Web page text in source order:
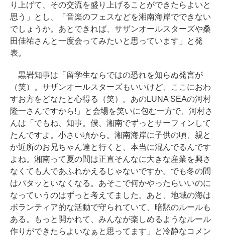
り上げて、その交流を盛り上げることができたらよいと
思う」とし、「音楽のフェスなどを湘南海岸でできない
でしょうか。あとできれば、サザンオールスターズや桑
田佳祐さんと一度会ってみたいと思っています」と発
表。
黒岩知事は「留学生ならではの恐れを知らぬ発言が
（笑）。サザンオールスターズもいいけど、ここにおわ
すお方をどなたと心得る（笑）。あのLUNA SEAの河村
隆一さんですから!」と会場を笑いに包む一方で、河村さ
んは「でもね、知事。僕、湘南でずっとサーフィンして
たんですよ。小さい頃から。湘南海岸に子供の頃、親と
か近所のお兄ちゃん達と行くと、本当に混んでるんです
よね。湘南って夏の間は正直そんなに大きな産業を興さ
なくても人であふれかえるじゃないですか。でも冬の間
はパタッといなくなる。あそこで何かやったらいいのに
なっていうのはずっと考えてました。あと、地域の海は
ボランティア的な活動で守られていて、暗黙のルールも
ある。もっと開かれて、みんなが楽しめるようなルール
作りができたらよいなぁと思ってます」と冷静なコメン